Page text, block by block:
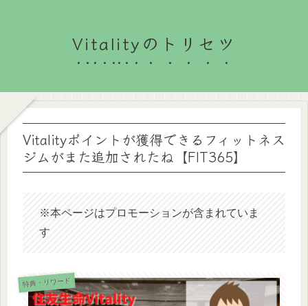
Vitalityのトリセツ
Vitalityポイントが獲得できるフィットネス
ジムがまた追加されたね【FIT365】
※本ページはプロモーションが含まれていま
す
特典・リワード